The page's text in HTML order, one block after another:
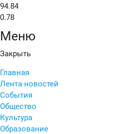
94.84
0.78
Меню
Закрыть
Главная
Лента новостей
События
Общество
Культура
Образование